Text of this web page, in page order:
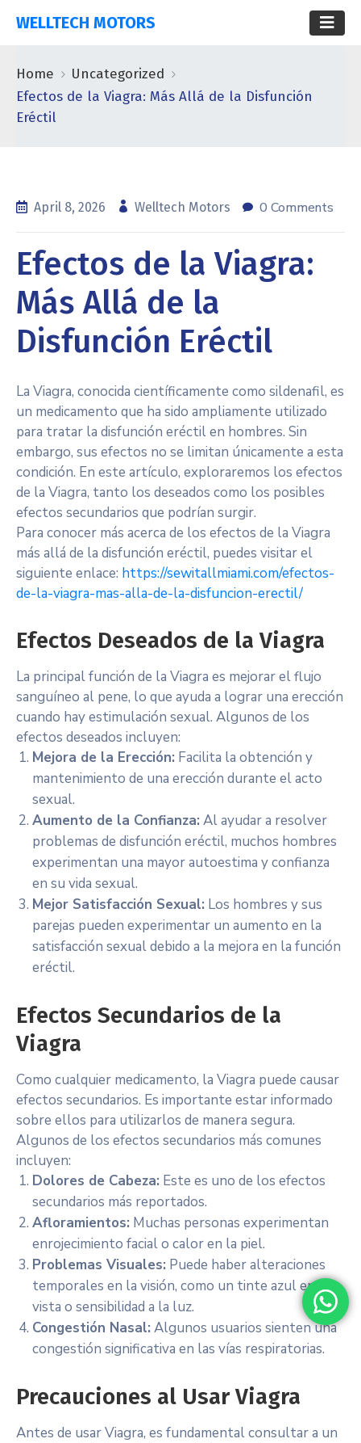
WELLTECH MOTORS
Home
Uncategorized
Efectos de la Viagra: Más Allá de la Disfunción
Eréctil
April 8, 2026 Welltech Motors 0 Comments
Efectos de la Viagra:
Más Allá de la
Disfunción Eréctil
La Viagra, conocida científicamente como sildenafil, es
un medicamento que ha sido ampliamente utilizado
para tratar la disfunción eréctil en hombres. Sin
embargo, sus efectos no se limitan únicamente a esta
condición. En este artículo, exploraremos los efectos
de la Viagra, tanto los deseados como los posibles
efectos secundarios que podrían surgir.
Para conocer más acerca de los efectos de la Viagra
más allá de la disfunción eréctil, puedes visitar el
siguiente enlace: https://sewitallmiami.com/efectos-
de-la-viagra-mas-alla-de-la-disfuncion-erectil/
Efectos Deseados de la Viagra
La principal función de la Viagra es mejorar el flujo
sanguíneo al pene, lo que ayuda a lograr una erección
cuando hay estimulación sexual. Algunos de los
efectos deseados incluyen:
Mejora de la Erección: Facilita la obtención y
mantenimiento de una erección durante el acto
sexual.
Aumento de la Confianza: Al ayudar a resolver
problemas de disfunción eréctil, muchos hombres
experimentan una mayor autoestima y confianza
en su vida sexual.
Mejor Satisfacción Sexual: Los hombres y sus
parejas pueden experimentar un aumento en la
satisfacción sexual debido a la mejora en la función
eréctil.
Efectos Secundarios de la
Viagra
Como cualquier medicamento, la Viagra puede causar
efectos secundarios. Es importante estar informado
sobre ellos para utilizarlos de manera segura.
Algunos de los efectos secundarios más comunes
incluyen:
Dolores de Cabeza: Este es uno de los efectos
secundarios más reportados.
Afloramientos: Muchas personas experimentan
enrojecimiento facial o calor en la piel.
Problemas Visuales: Puede haber alteraciones
temporales en la visión, como un tinte azul en la
vista o sensibilidad a la luz.
Congestión Nasal: Algunos usuarios sienten una
congestión significativa en las vías respiratorias.
Precauciones al Usar Viagra
Antes de usar Viagra, es fundamental consultar a un